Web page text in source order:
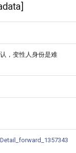
，变性人身份是难